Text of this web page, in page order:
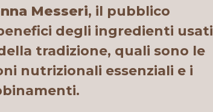
Messeri, il pubblico
degli ingredienti usati
tradizione, quali sono le
nutrizionali essenziali e i